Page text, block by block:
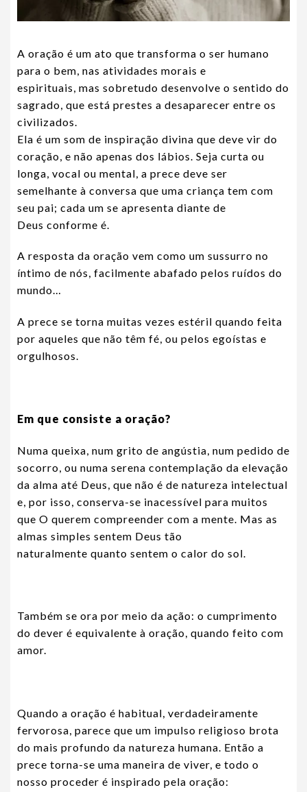
A oração é um ato que transforma o ser humano
para o bem, nas atividades morais e
espirituais, mas sobretudo desenvolve o sentido do
sagrado, que está prestes a desaparecer entre os
civilizados.
Ela é um som de inspiração divina que deve vir do
coração, e não apenas dos lábios. Seja curta ou
longa, vocal ou mental, a prece deve ser
semelhante à conversa que uma criança tem com
seu pai; cada um se apresenta diante de
Deus conforme é.
A resposta da oração vem como um sussurro no
íntimo de nós, facilmente abafado pelos ruídos do
mundo…
A prece se torna muitas vezes estéril quando feita
por aqueles que não têm fé, ou pelos egoístas e
orgulhosos.
Em que consiste a oração?
Numa queixa, num grito de angústia, num pedido de
socorro, ou numa serena contemplação da elevação
da alma até Deus, que não é de natureza intelectual
e, por isso, conserva-se inacessível para muitos
que O querem compreender com a mente. Mas as
almas simples sentem Deus tão
naturalmente quanto sentem o calor do sol.
Também se ora por meio da ação: o cumprimento
do dever é equivalente à oração, quando feito com
amor.
Quando a oração é habitual, verdadeiramente
fervorosa, parece que um impulso religioso brota
do mais profundo da natureza humana. Então a
prece torna-se uma maneira de viver, e todo o
nosso proceder é inspirado pela oração: